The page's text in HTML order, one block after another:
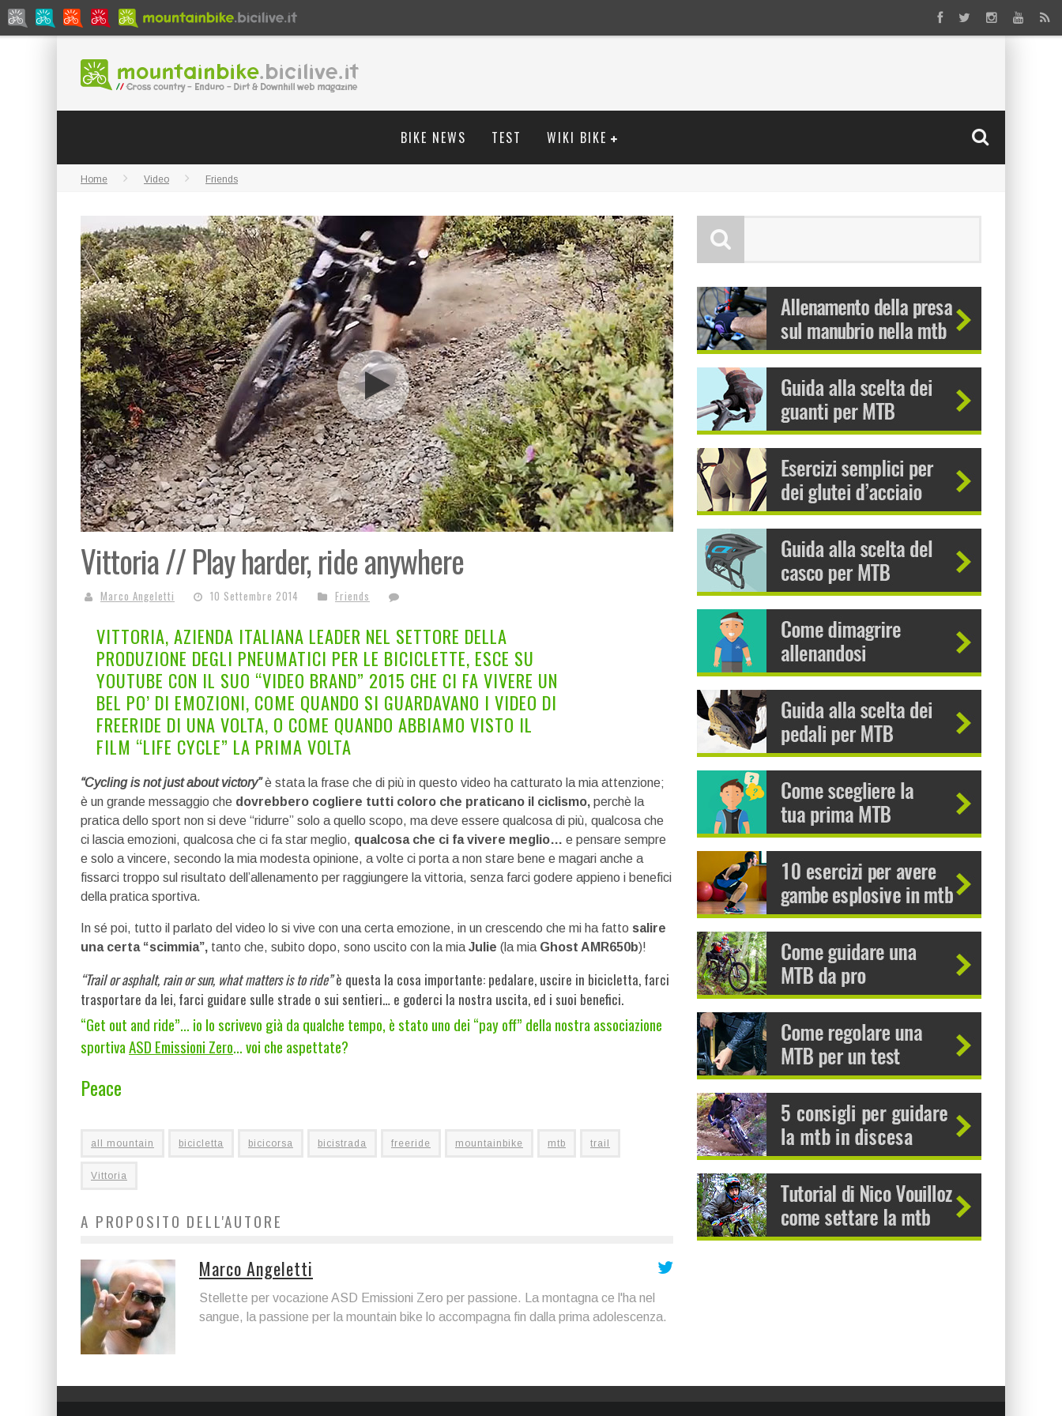
BIKE NEWS TEST WIKI BIKE
Home Video Friends
Vittoria // Play harder, ride anywhere
Marco Angeletti 10 Settembre 2014 Friends
VITTORIA, AZIENDA ITALIANA LEADER NEL SETTORE DELLA
PRODUZIONE DEGLI PNEUMATICI PER LE BICICLETTE, ESCE SU
YOUTUBE CON IL SUO “VIDEO BRAND” 2015 CHE CI FA VIVERE UN
BEL PO’ DI EMOZIONI, COME QUANDO SI GUARDAVANO I VIDEO DI
FREERIDE DI UNA VOLTA, O COME QUANDO ABBIAMO VISTO IL
FILM “LIFE CYCLE” LA PRIMA VOLTA
“Cycling is not just about victory”è stata la frase che di più in questo video ha catturato la mia attenzione;
è un grande messaggio che dovrebbero cogliere tutti coloro che praticano il ciclismo, perchè la
pratica dello sport non si deve “ridurre” solo a quello scopo, ma deve essere qualcosa di più, qualcosa che
ci lascia emozioni, qualcosa che ci fa star meglio, qualcosa che ci fa vivere meglio… e pensare sempre
e solo a vincere, secondo la mia modesta opinione, a volte ci porta a non stare bene e magari anche a
fissarci troppo sul risultato dell’allenamento per raggiungere la vittoria, senza farci godere appieno i benefici
della pratica sportiva.
In sé poi, tutto il parlato del video lo si vive con una certa emozione, in un crescendo che mi ha fatto salire
una certa “scimmia”, tanto che, subito dopo, sono uscito con la mia Julie (la mia Ghost AMR650b)!
“Trail or asphalt, rain or sun, what matters is to ride”è questa la cosa importante: pedalare, uscire in bicicletta, farci
trasportare da lei, farci guidare sulle strade o sui sentieri… e goderci la nostra uscita, ed i suoi benefici.
“Get out and ride”… io lo scrivevo già da qualche tempo, è stato uno dei “pay off” della nostra associazione
sportivaASD Emissioni Zero… voi che aspettate?
Peace
all mountain bicicletta bicicorsa bicistrada freeride mountainbike mtb trail
Vittoria
A PROPOSITO DELL'AUTORE
Marco Angeletti
Stellette per vocazione ASD Emissioni Zero per passione. La montagna ce l'ha nel
sangue, la passione per la mountain bike lo accompagna fin dalla prima adolescenza.